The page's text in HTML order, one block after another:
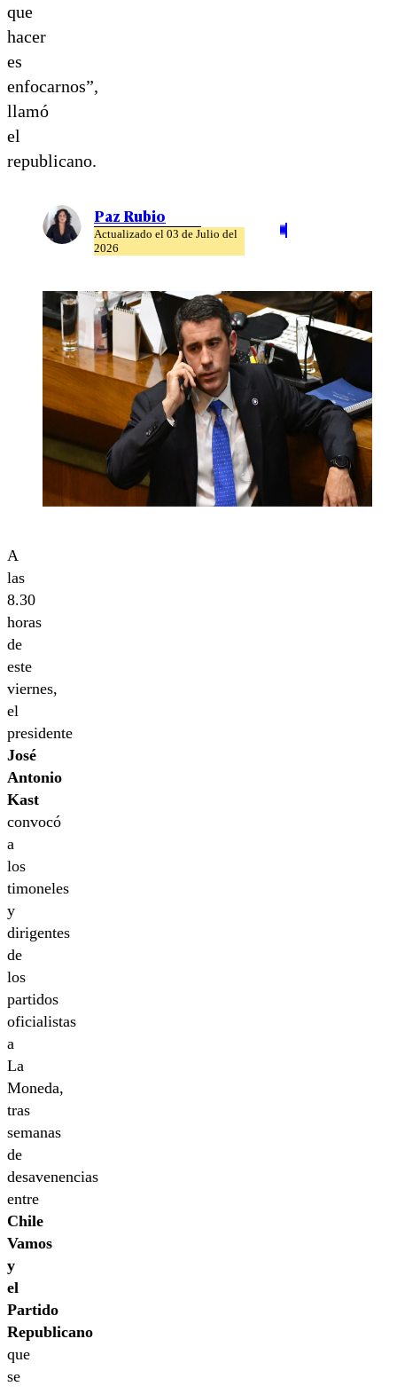
que
hacer
es
enfocarnos”,
llamó
el
republicano.
Paz Rubio
Actualizado el 03 de Julio del
2026
A
las
8.30
horas
de
este
viernes,
el
presidente
José
Antonio
Kast
convocó
a
los
timoneles
y
dirigentes
de
los
partidos
oficialistas
a
La
Moneda,
tras
semanas
de
desavenencias
entre
Chile
Vamos
y
el
Partido
Republicano
que
se